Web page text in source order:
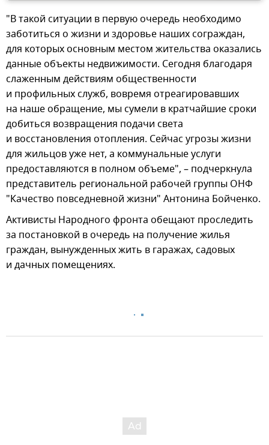
"В такой ситуации в первую очередь необходимо
заботиться о жизни и здоровье наших сограждан,
для которых основным местом жительства оказались
данные объекты недвижимости. Сегодня благодаря
слаженным действиям общественности
и профильных служб, вовремя отреагировавших
на наше обращение, мы сумели в кратчайшие сроки
добиться возвращения подачи света
и восстановления отопления. Сейчас угрозы жизни
для жильцов уже нет, а коммунальные услуги
предоставляются в полном объеме", – подчеркнула
представитель региональной рабочей группы ОНФ
"Качество повседневной жизни" Антонина Бойченко.
Активисты Народного фронта обещают проследить
за постановкой в очередь на получение жилья
граждан, вынужденных жить в гаражах, садовых
и дачных помещениях.